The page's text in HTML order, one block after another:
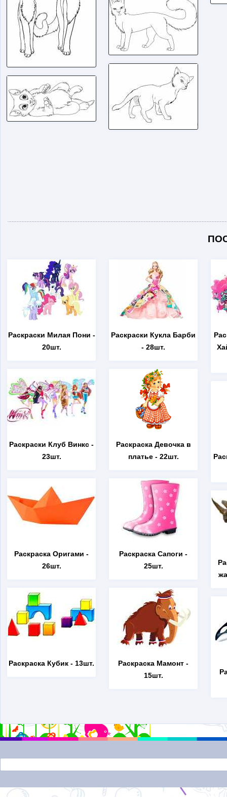
Раскраски Милая Пони -
20шт.
Раскраски Клуб Винкс -
23шт.
Раскраска Оригами -
26шт.
Раскраска Кубик - 13шт.
Раскраски Кукла Барби
- 28шт.
Раскраска Девочка в
платье- 22шт.
Раскраска Сапоги -
25шт.
Раскраска Мамонт -
15шт.